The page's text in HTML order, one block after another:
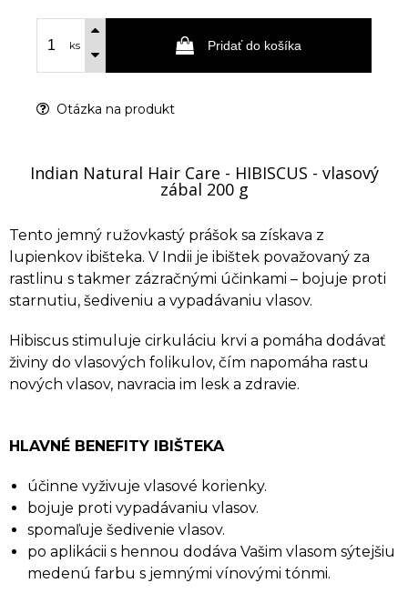
ks Pridať do košíka
Otázka na produkt
Indian Natural Hair Care - HIBISCUS - vlasový
zábal 200 g
Tento jemný ružovkastý prášok sa získava z
lupienkov ibišteka. V Indii je ibištek považovaný za
rastlinu s takmer zázračnými účinkami – bojuje proti
starnutiu, šediveniu a vypadávaniu vlasov.
Hibiscus stimuluje cirkuláciu krvi a pomáha dodávať
živiny do vlasových folikulov, čím napomáha rastu
nových vlasov, navracia im lesk a zdravie.
HLAVNÉ BENEFITY IBIŠTEKA
účinne vyživuje vlasové korienky.
bojuje proti vypadávaniu vlasov.
spomaľuje šedivenie vlasov.
po aplikácii s hennou dodáva Vašim vlasom sýtejšiu
medenú farbu s jemnými vínovými tónmi.